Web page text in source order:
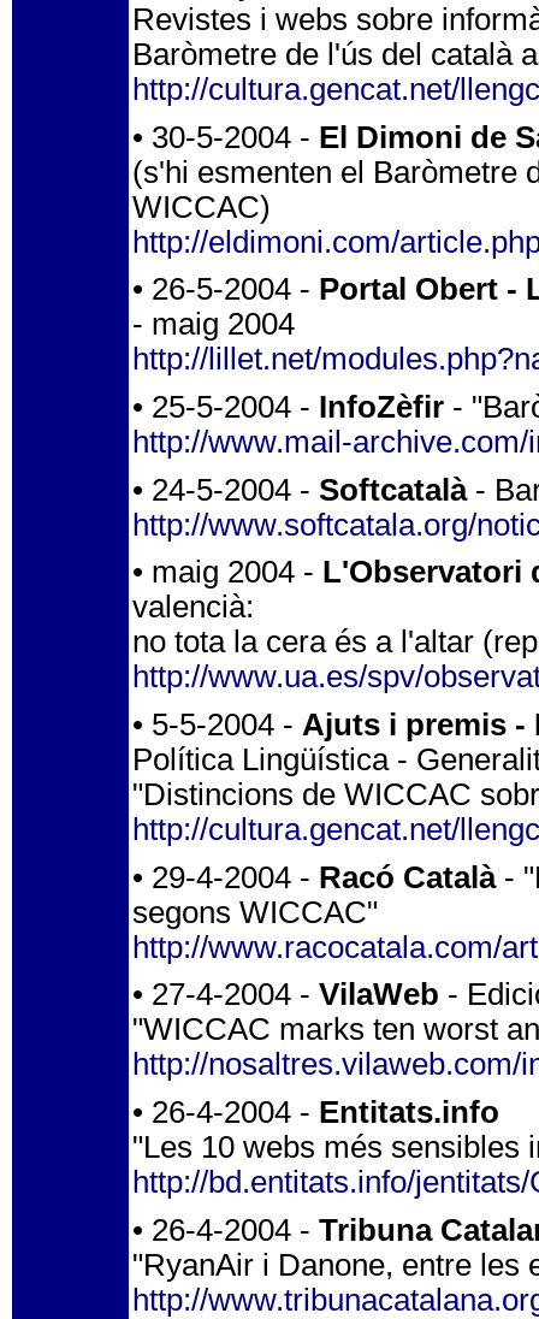
Revistes i webs sobre
Baròmetre de l'ús del català
http://cultura.gencat.net/
• 30-5-2004 - El Dimoni de
(s'hi esmenten el Baròmetre
WICCAC)
http://eldimoni.com/
• 26-5-2004 - Portal Obert -
- maig 2004
http://lillet.net/
• 25-5-2004 - InfoZèfir -
http://www.mail-
• 24-5-2004 - Softcatalà-
http://www.softcatala.org/
• maig 2004 - L'Observatori
valencià:
no tota la cera és a l'altar
http://www.ua.es/spv/
• 5-5-2004 - Ajuts i premis -
Política Lingüística -
"Distincions de WICCAC
http://cultura.gencat.net/
• 29-4-2004 - Racó Català-
segons WICCAC"
http://www.racocatala.com/
• 27-4-2004 - VilaWeb -
"WICCAC marks ten worst
http://nosaltres.vilaweb.com/
• 26-4-2004 - Entitats.info
"Les 10 webs més sensibles
http://bd.entitats.info/
• 26-4-2004 - Tribuna
"RyanAir i Danone, entre les
http://